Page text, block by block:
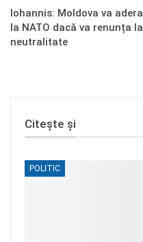
Iohannis: Moldova va adera
la NATO dacă va renunța la
neutralitate
Citește și
POLITIC